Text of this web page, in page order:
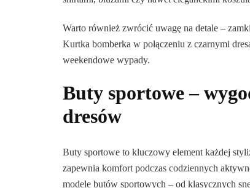
Warto również zwrócić uwagę na detale –
Kurtka bomberka w połączeniu z czarnymi
weekendowe wypady.
Buty sportowe –
dresów
Buty sportowe to kluczowy element każdej
zapewnia komfort podczas codziennych
modele butów sportowych – od klasycznych